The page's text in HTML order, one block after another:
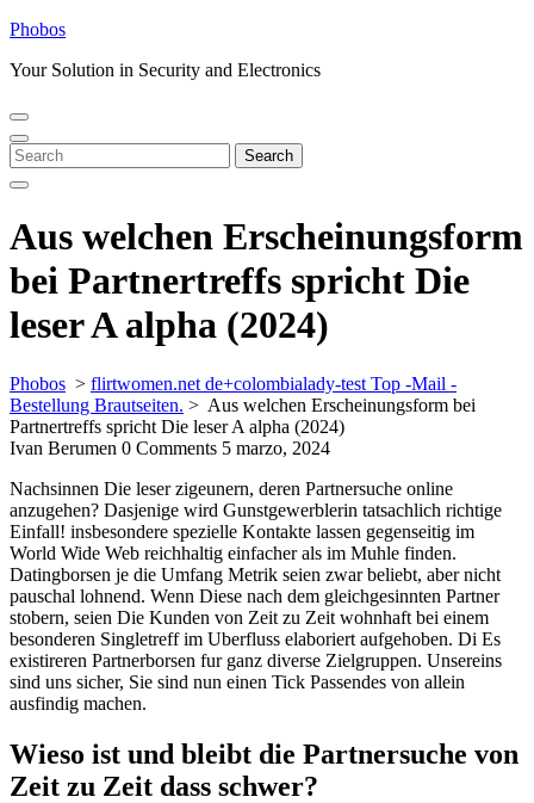
Skip
content
Phobos
Your Solution in Security and Electronics
Open
Menu
Close
Menu
Search
for:
Search
Aus welchen Erscheinungsform
bei Partnertreffs spricht Die
leser A alpha (2024)
Phobos > flirtwomen.net de+colombialady-test Top -Mail -
Bestellung Brautseiten. > Aus welchen Erscheinungsform bei
Partnertreffs spricht Die leser A alpha (2024)
Ivan Berumen 0 Comments 5 marzo, 2024
Nachsinnen Die leser zigeunern, deren Partnersuche online
anzugehen? Dasjenige wird Gunstgewerblerin tatsachlich richtige
Einfall! insbesondere spezielle Kontakte lassen gegenseitig im
World Wide Web reichhaltig einfacher als im Muhle finden.
Datingborsen je die Umfang Metrik seien zwar beliebt, aber nicht
pauschal lohnend. Wenn Diese nach dem gleichgesinnten Partner
stobern, seien Die Kunden von Zeit zu Zeit wohnhaft bei einem
besonderen Singletreff im Uberfluss elaboriert aufgehoben. Di Es
existireren Partnerborsen fur ganz diverse Zielgruppen. Unsereins
sind uns sicher, Sie sind nun einen Tick Passendes von allein
ausfindig machen.
Wieso ist und bleibt die Partnersuche von
Zeit zu Zeit dass schwer?